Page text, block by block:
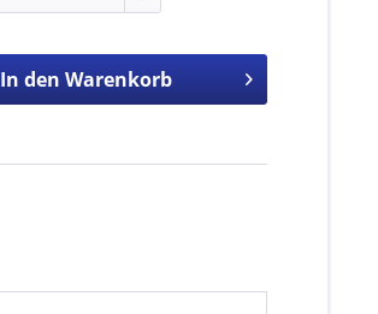
In den Warenkorb